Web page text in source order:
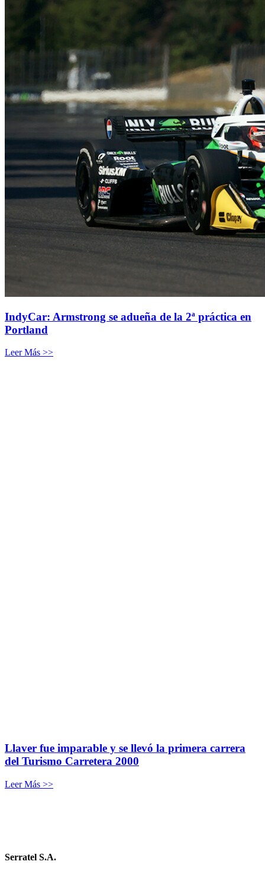
IndyCar: Armstrong se adueña de la 2ª práctica en
Portland
Leer Más >>
Llaver fue imparable y se llevó la primera carrera
del Turismo Carretera 2000
Leer Más >>
Serratel S.A.